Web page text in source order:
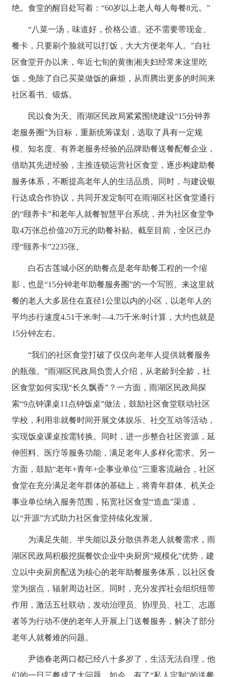
绝。食堂的醒目处写着：“60岁以上老人每人每餐8元。”
“八菜一汤，味道好，价格公道。还不需要带现金、
餐卡，只要刷个脸就可以打饭，大大方便老年人。”自社
区食堂开办以来，年近七旬的黄衡湘夫妇经常来这里吃
饭，免除了自己买菜做饭的麻烦，从而腾出更多的时间来
社区看书、锻炼。
民以食为天。雨湖区民政局紧紧围绕建设“15分钟养
老服务圈”为目标，重新统筹谋划，选取了具有一定规
模、知名度、有养老服务经验的品牌助餐送餐配餐企业，
借助其先进经验，主推连锁运营社区食堂，逐步构建助餐
服务体系，不断提高老年人的生活品质。同时，与建设银
行达成合作协议，共同开发定制可在雨湖区社区食堂通行
的“颐养卡”和老年人就餐智慧平台系统，并为社区食堂争
取4万张总价值20万元的助餐补贴。截至目前，全区已办
理“颐养卡”2235张。
白石古莲城小区的助餐点是老年助餐工程的一个缩
影，也是“15分钟老年助餐服务圈”的一个写照。来这里就
餐的老人大多居住在直径1公里以内的小区，以老年人的
平均步行速度4.51千米/时—4.75千米/时计算，大约也就是
15分钟左右。
“我们的社区食堂打破了仅仅向老年人提供就餐服务
的瓶颈。”雨湖区民政局负责人介绍，从老龄到全龄，社
区食堂如何实现“长久飘香”？一方面，雨湖区民政局探
索“9点钟课桌11点钟饭桌”做法，鼓励社区食堂联动社区
学校，利用非就餐时间开展文体娱乐、社交互动等活动，
实现饭桌课桌按需转换。同时，进一步整合社区资源，延
伸照料、医疗等服务功能，满足老年人多样化需求。另一
方面，鼓励“老年+青年+企事业单位”三重客流融合，社区
食堂在充分满足老年群体的基础上，将青年群体、机关企
事业单位纳入服务范围，拓宽社区食堂“造血”渠道，
以“开源”方式助力社区食堂持续化发展。
为满足失能、半失能以及分散供养老人就餐需求，雨
湖区民政局积极挖掘餐饮企业中央厨房“规模化”优势，建
立以中央厨房配送为核心的老年助餐服务体系，以社区食
堂为据点，辐射周边社区。同时，充分发挥社会组织纽带
作用，激活五社联动，发动治理员、协理员、社工、志愿
者等为行动不便的老年人开展上门送餐服务，解决了部分
老年人就餐难的问题。
尹德春老两口都已经八十多岁了，生活无法自理，他
们的一日三餐成了大问题。如今，有了“私人定制”的送餐